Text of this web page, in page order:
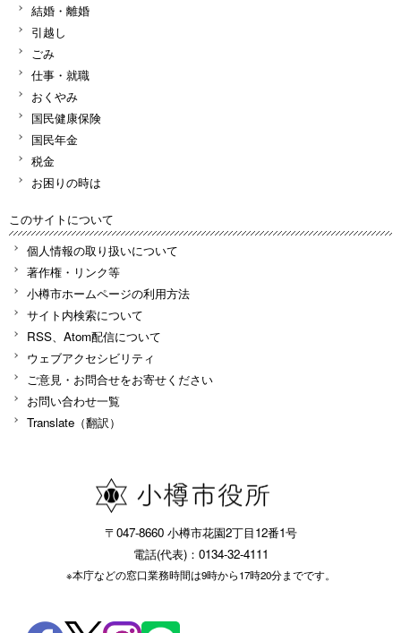
結婚・離婚
引越し
ごみ
仕事・就職
おくやみ
国民健康保険
国民年金
税金
お困りの時は
このサイトについて
個人情報の取り扱いについて
著作権・リンク等
小樽市ホームページの利用方法
サイト内検索について
RSS、Atom配信について
ウェブアクセシビリティ
ご意見・お問合せをお寄せください
お問い合わせ一覧
Translate（翻訳）
〒047-8660 小樽市花園2丁目12番1号
電話(代表)：0134-32-4111
※本庁などの窓口業務時間は9時から17時20分までです。